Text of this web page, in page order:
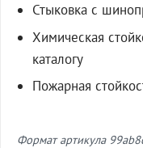
Стыковка с
Химическая
каталогу
Пожарная
Формат артикула